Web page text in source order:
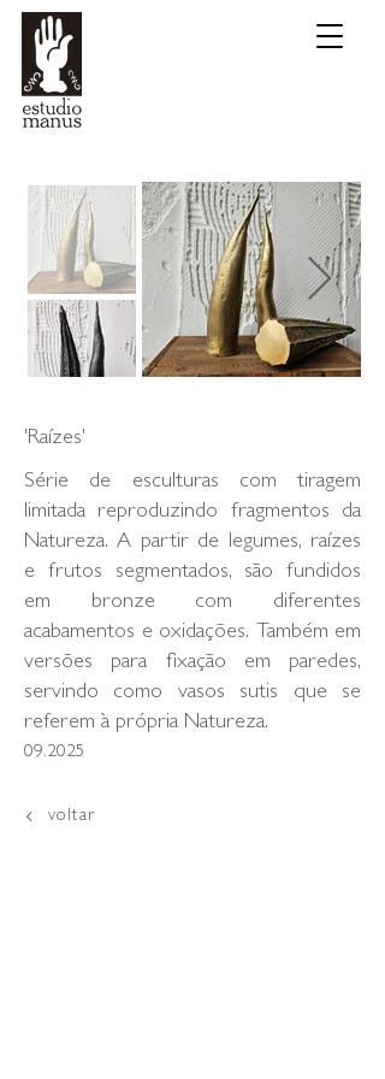
'Raízes'
Série de esculturas com tiragem
limitada reproduzindo fragmentos da
Natureza. A partir de legumes, raízes
e frutos segmentados, são fundidos
em bronze com diferentes
acabamentos e oxidações. Também em
versões para fixação em paredes,
servindo como vasos sutis que se
referem à própria Natureza.
09.2025
voltar